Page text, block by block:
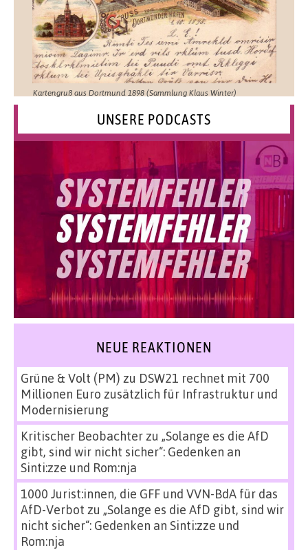
Kartengruß aus Dortmund 1898 (Sammlung Klaus Winter)
UNSERE PODCASTS
NEUE REAKTIONEN
Grüne & Volt (PM) zu DSW21 rechnet mit 700
Millionen Euro zusätzlich für Infrastruktur und
Modernisierung
Kritischer Beobachterzu „Solange es die AfD
gibt, sind wir nicht sicher“: Gedenken an
Sinti:zze und Rom:nja
1000 Jurist:innen, die GFF und VVN-BdA für das
AfD-Verbot zu „Solange es die AfD gibt, sind wir
nicht sicher“: Gedenken an Sinti:zze und
Rom:nja